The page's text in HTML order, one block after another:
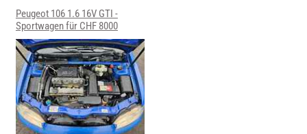
Peugeot 106 1.6 16V GTI -
Sportwagen für CHF 8000